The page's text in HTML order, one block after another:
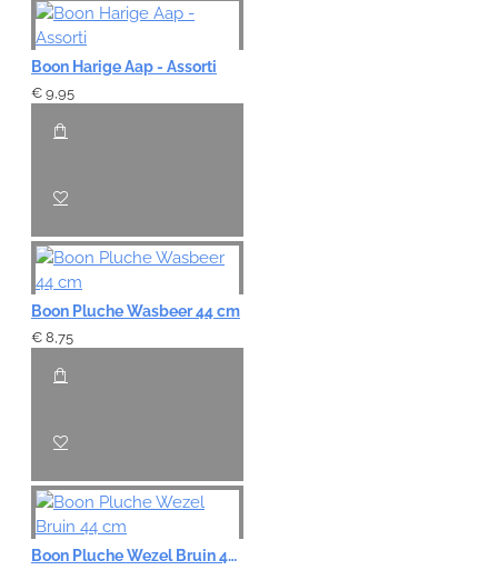
Boon Harige Aap - Assorti
€ 9,95
Boon Pluche Wasbeer 44 cm
€ 8,75
Boon Pluche Wezel Bruin 44 cm